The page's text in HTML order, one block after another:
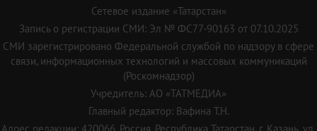
Сетевое издание «Татарстан»
Запись о регистрации СМИ: Эл № ФС77-90163 от 07.10.2025
СМИ зарегистрировано Федеральной службой по надзору в сфере
связи, информационных технологий и массовых коммуникаций
(Роскомнадзор)
Учредитель: АО «ТАТМЕДИА»
Главный редактор: Вафина Т.Н.